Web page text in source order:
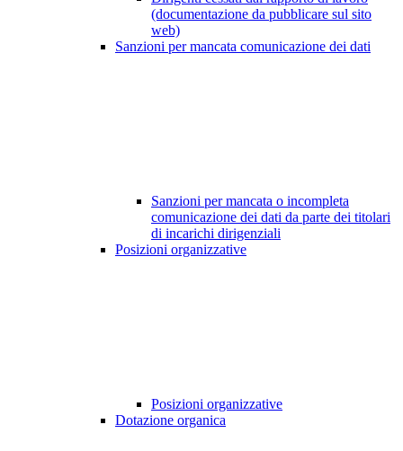
(documentazione da pubblicare sul sito
web)
Sanzioni per mancata comunicazione dei dati
Sanzioni per mancata o incompleta
comunicazione dei dati da parte dei titolari
di incarichi dirigenziali
Posizioni organizzative
Posizioni organizzative
Dotazione organica